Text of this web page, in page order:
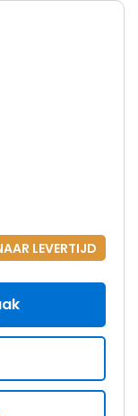
LEVERTIJD